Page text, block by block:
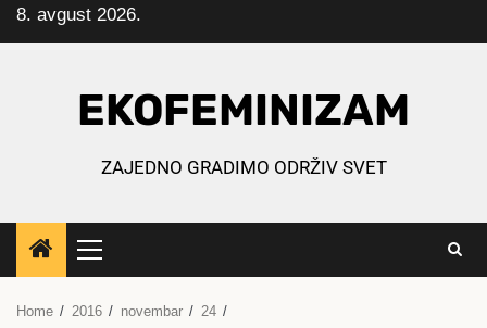
Skip
to
8. avgust 2026.
EKOFEMINIZAM
ZAJEDNO GRADIMO ODRŽIV SVET
Primary
Menu
Home 2016 novembar
24